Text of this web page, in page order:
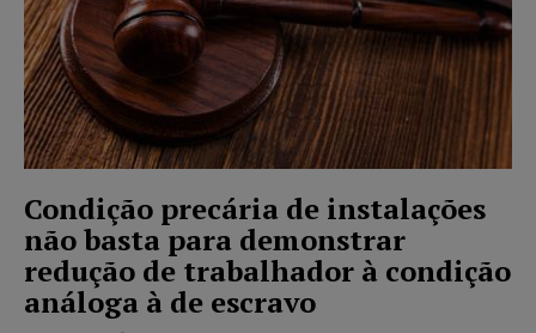
Condição precária de instalações
não basta para demonstrar
redução de trabalhador à condição
análoga à de escravo